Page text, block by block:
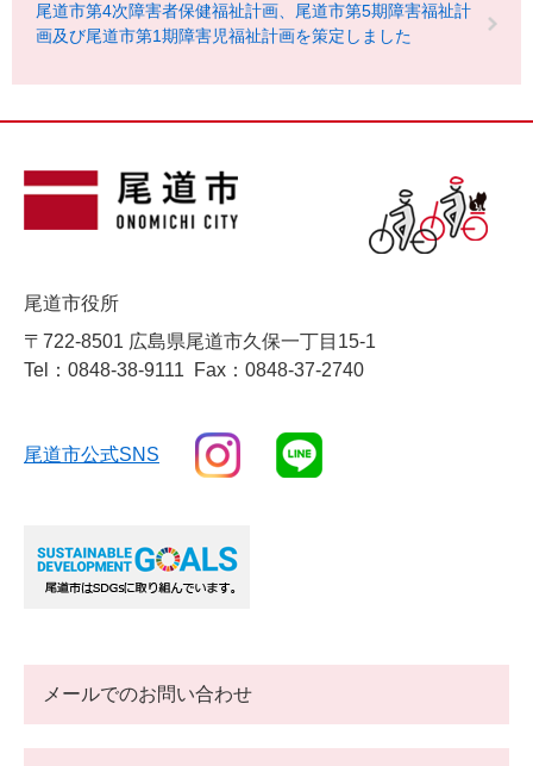
尾道市第4次障害者保健福祉計画、尾道市第5期障害福祉計
画及び尾道市第1期障害児福祉計画を策定しました
尾道市役所
〒722-8501 広島県尾道市久保一丁目15-1
Tel：0848-38-9111
Fax：0848-37-2740
尾道市公式SNS
メールでのお問い合わせ